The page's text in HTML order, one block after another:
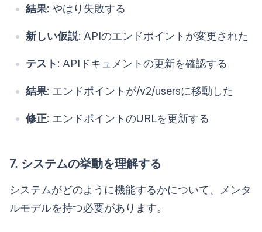
結果: やはり失敗する
新しい仮説: APIのエンドポイントが変更された
テスト: APIドキュメントの更新を確認する
結果: エンドポイントが/v2/usersに移動した
修正: エンドポイントのURLを更新する
7. システムの挙動を理解する
システムがどのように機能するかについて、メンタ
ルモデルを持つ必要があります。